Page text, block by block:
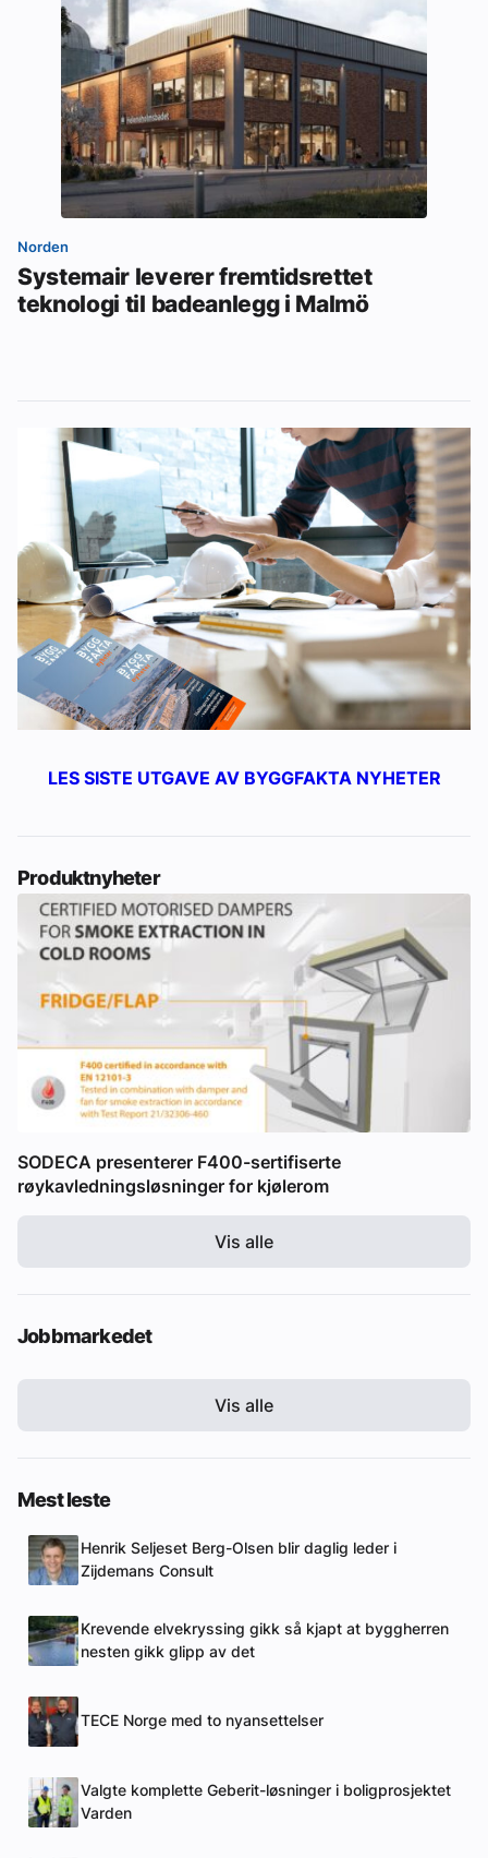
Norden
Systemair leverer fremtidsrettet
teknologi til badeanlegg i Malmö
LES SISTE UTGAVE AV BYGGFAKTA NYHETER
Produktnyheter
SODECA presenterer F400-sertifiserte
røykavledningsløsninger for kjølerom
Vis alle
Jobbmarkedet
Vis alle
Mest leste
Henrik Seljeset Berg-Olsen blir daglig leder i
Zijdemans Consult
Krevende elvekryssing gikk så kjapt at byggherren
nesten gikk glipp av det
TECE Norge med to nyansettelser
Valgte komplette Geberit-løsninger i boligprosjektet
Varden